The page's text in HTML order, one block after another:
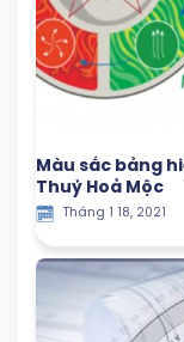
Màu sắc bảng
Thuỷ Hoả Mộc
Tháng 1 18, 2021